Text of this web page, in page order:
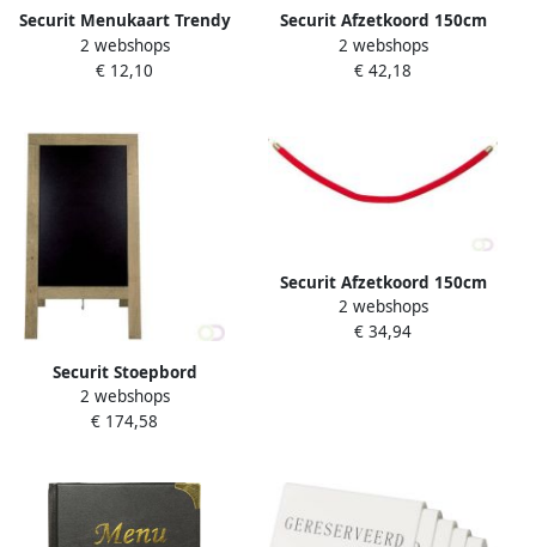
Securit Menukaart Trendy
A5 1 x 2 tassen bruin
2 webshops
€ 12,10
Securit Afzetkoord 150cm
zwart met goudkleurige
knop
2 webshops
€ 42,18
Securit Stoepbord
720x1310x40mm
steigerhout
2 webshops
€ 174,58
Securit Afzetkoord 150cm
rood met goudkleurige
knop
2 webshops
€ 34,94